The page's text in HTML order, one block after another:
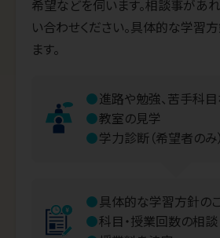
希望などを伺います。相談事があ
い合わせください。具体的な学習
ます。
進路や勉強、苦手科
教室の見学
学力診断（希望者のみ）
具体的な学習方針の
科目・授業回数の相談